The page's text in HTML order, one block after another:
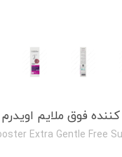
فوق ملایم اویدرم
Extra Gentle Free